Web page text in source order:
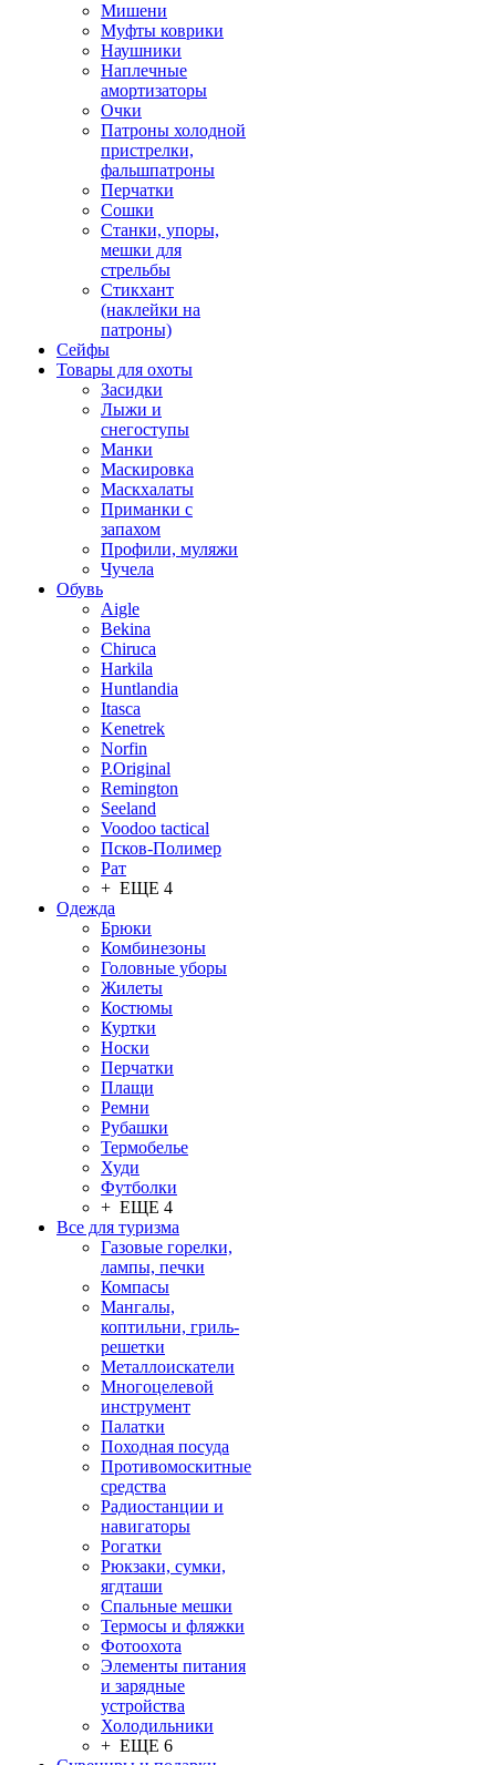
Мишени
Муфты коврики
Наушники
Наплечные
амортизаторы
Очки
Патроны холодной
пристрелки,
фальшпатроны
Перчатки
Сошки
Станки, упоры,
мешки для
стрельбы
Стикхант
(наклейки на
патроны)
Сейфы
Товары для охоты
Засидки
Лыжи и
снегоступы
Манки
Маскировка
Маскхалаты
Приманки с
запахом
Профили, муляжи
Чучела
Обувь
Aigle
Bekina
Chiruсa
Harkila
Huntlandia
Itasca
Kenetrek
Norfin
P.Original
Remington
Seeland
Voodoo tactical
Псков-Полимер
Рат
+ ЕЩЕ 4
Одежда
Брюки
Комбинезоны
Головные уборы
Жилеты
Костюмы
Куртки
Носки
Перчатки
Плащи
Ремни
Рубашки
Термобелье
Худи
Футболки
+ ЕЩЕ 4
Все для туризма
Газовые горелки,
лампы, печки
Компасы
Мангалы,
коптильни, гриль-
решетки
Металлоискатели
Многоцелевой
инструмент
Палатки
Походная посуда
Противомоскитные
средства
Радиостанции и
навигаторы
Рогатки
Рюкзаки, сумки,
ягдташи
Спальные мешки
Термосы и фляжки
Фотоохота
Элементы питания
и зарядные
устройства
Холодильники
+ ЕЩЕ 6